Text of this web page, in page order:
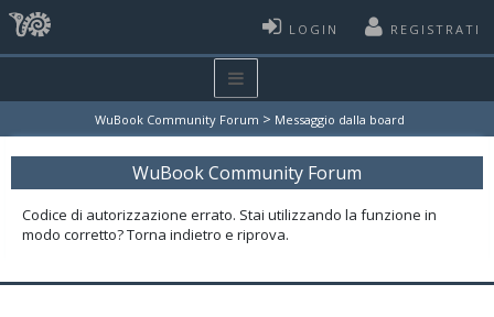
LOGIN REGISTRATI
WuBook Community Forum > Messaggio dalla board
WuBook Community Forum
Codice di autorizzazione errato. Stai utilizzando la funzione in
modo corretto? Torna indietro e riprova.